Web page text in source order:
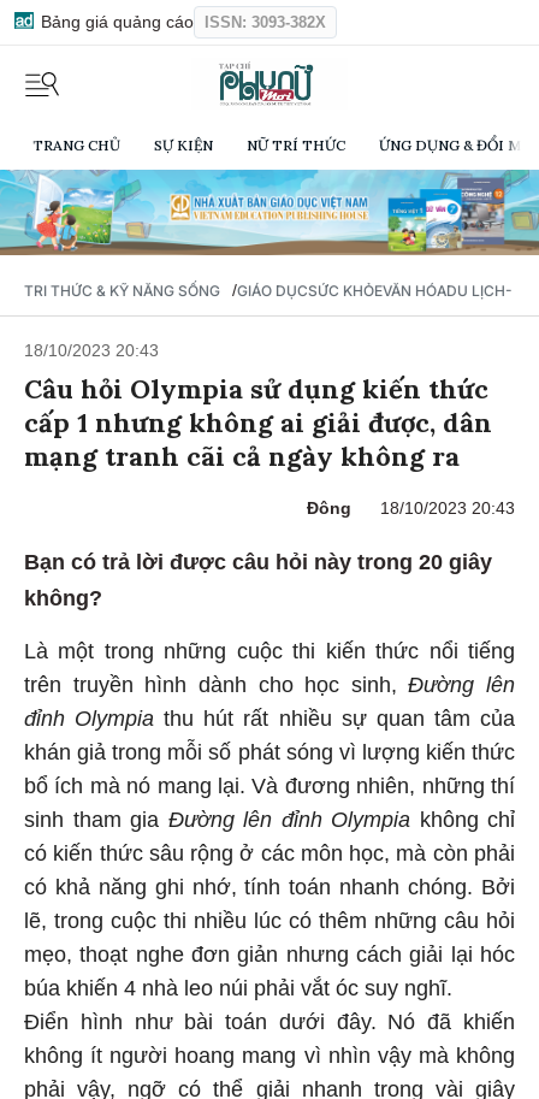
Bảng giá quảng cáo ISSN: 3093-382X
TRANG CHỦ SỰ KIỆN NỮ TRÍ THỨC ỨNG DỤNG & ĐỔI
TRI THỨC & KỸ NĂNG SỐNG /GIÁO DỤCSỨC KHỎEVĂN HÓADU LỊCH-
18/10/2023 20:43
Câu hỏi Olympia sử dụng kiến thức
cấp 1 nhưng không ai giải được, dân
mạng tranh cãi cả ngày không ra
Đông 18/10/2023 20:43
Bạn có trả lời được câu hỏi này trong 20 giây
không?
Là một trong những cuộc thi kiến thức nổi tiếng
trên truyền hình dành cho học sinh,Đường lên
đỉnh Olympia thu hút rất nhiều sự quan tâm của
khán giả trong mỗi số phát sóng vì lượng kiến thức
bổ ích mà nó mang lại. Và đương nhiên, những thí
sinh tham gia Đường lên đỉnh Olympia không chỉ
có kiến thức sâu rộng ở các môn học, mà còn phải
có khả năng ghi nhớ, tính toán nhanh chóng. Bởi
lẽ, trong cuộc thi nhiều lúc có thêm những câu hỏi
mẹo, thoạt nghe đơn giản nhưng cách giải lại hóc
búa khiến 4 nhà leo núi phải vắt óc suy nghĩ.
Điển hình như bài toán dưới đây. Nó đã khiến
không ít người hoang mang vì nhìn vậy mà không
phải vậy, ngỡ có thể giải nhanh trong vài giây